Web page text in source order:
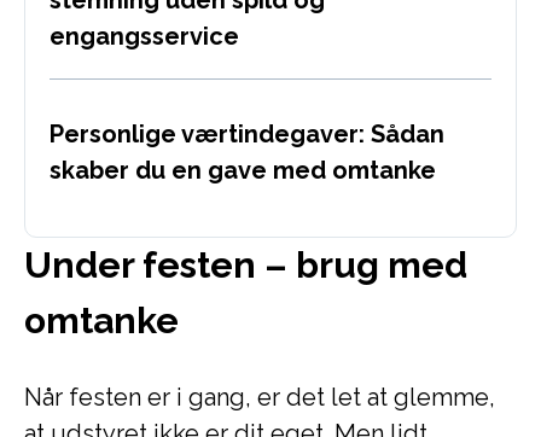
engangsservice
Personlige værtindegaver: Sådan
skaber du en gave med omtanke
Under festen – brug med
omtanke
Når festen er i gang, er det let at glemme,